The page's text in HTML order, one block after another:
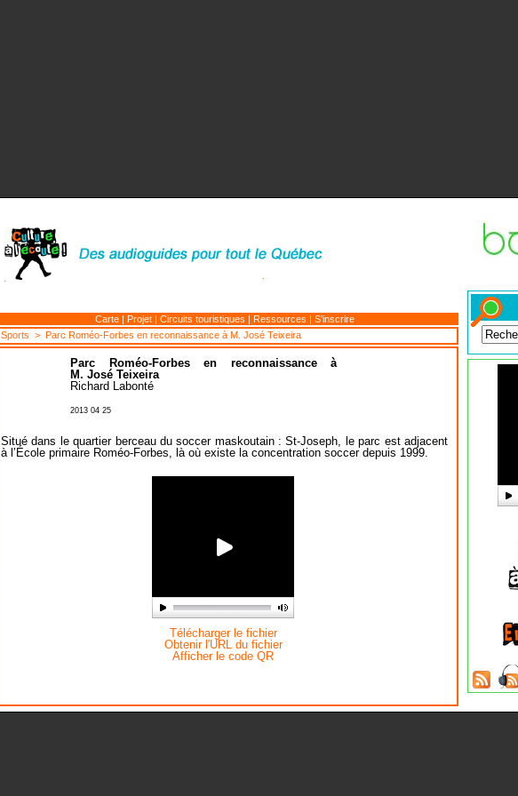
Carte | Projet | Circuits touristiques | Ressources | S’inscrire
Sports > Parc Roméo-Forbes en reconnaissance à M. José Teixeira
Parc Roméo-Forbes en reconnaissance à
M. José Teixeira
Richard Labonté
2013 04 25
Situé dans le quartier berceau du soccer maskoutain : St-Joseph, le parc est adjacent
à l’École primaire Roméo-Forbes, là où existe la concentration soccer depuis 1999.
Télécharger le fichier
Obtenir l'URL du fichier
Afficher le code QR